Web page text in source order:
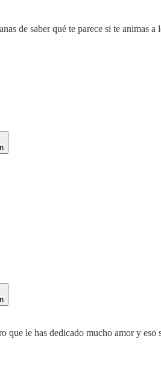
de saber qué te parece si te animas a
que le has dedicado mucho amor y eso